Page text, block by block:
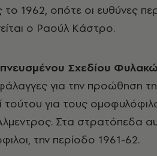
το 1962, οπότε οι ευθύνες
ο Pαούλ Kάστρο.
Σχεδίου
για την προώθηση
τούτου για τους
Στα στρατόπεδα
την περίοδο 1961-62.